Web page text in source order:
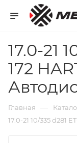
17.0-21
172
Главная —
17.0-21 10/335 d281